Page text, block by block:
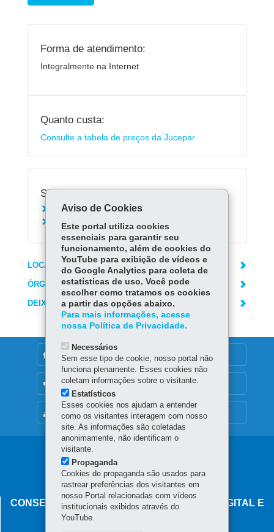
Forma de atendimento:
Integralmente na Internet
Quanto custa:
Consulte a tabela de preços da Jucepar
Serviços Relacionados:
Solicitar Certidão Específica
Solicitar Certidão de Inteiro Teor
LOCAIS DE ATENDIMENTO
ÓRGÃO RESPONSÁVEL
DEIXE SUA OPINIÃO
MAPA DO SITE
DENUNCIE CORRUPÇÃO
OUVIDORIA
Navegação
principal
CONSELHO ESTADUAL DE GOVERNANÇA DIGITAL E
SEGURANÇA DA INFORMAÇÃO
Aviso de Cookies
Este portal utiliza cookies
essenciais para garantir seu
funcionamento, além de cookies do
YouTube para exibição de vídeos e
do Google Analytics para coleta de
estatísticas de uso. Você pode
escolher como tratamos os cookies
a partir das opções abaixo.
Para mais informações, acesse
nossa Política de Privacidade.
Necessários
Sem esse tipo de cookie, nosso portal não
funciona plenamente. Esses cookies não
coletam informações sobre o visitante.
Estatísticos
Esses cookies nos ajudam a entender
como os visitantes interagem com nosso
site. As informações são coletadas
anonimamente, não identificam o
visitante.
Propaganda
Cookies de propaganda são usados para
rastrear preferências dos visitantes em
nosso Portal relacionadas com vídeos
institucionais exibidos através do
YouTube.